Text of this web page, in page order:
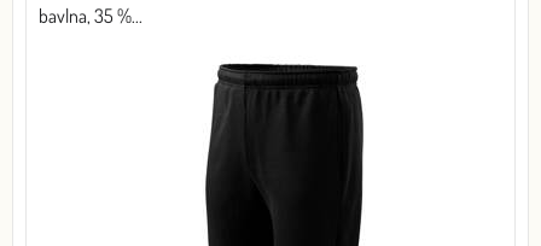
bavlna, 35 %...